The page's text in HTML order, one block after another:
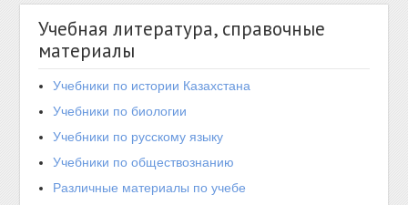
Учебная литература, справочные
материалы
Учебники по истории Казахстана
Учебники по биологии
Учебники по русскому языку
Учебники по обществознанию
Различные материалы по учебе